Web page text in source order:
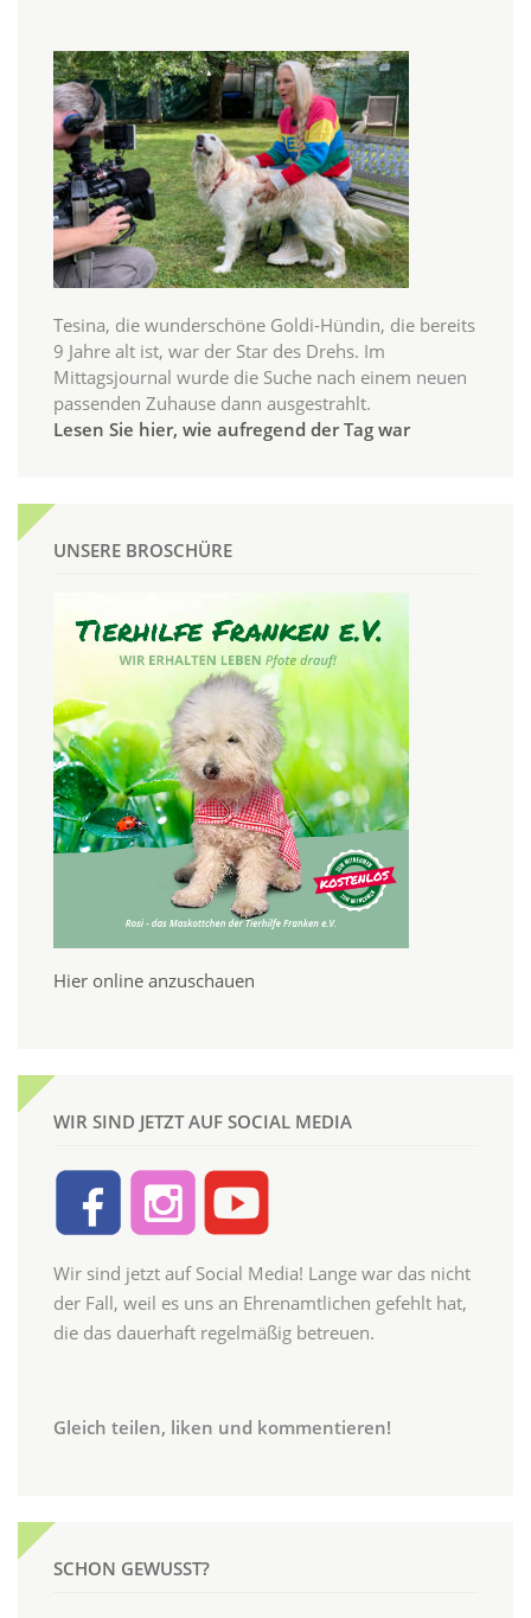
Tesina, die wunderschöne Goldi-Hündin, die bereits
9 Jahre alt ist, war der Star des Drehs. Im
Mittagsjournal wurde die Suche nach einem neuen
passenden Zuhause dann ausgestrahlt.
Lesen Sie hier, wie aufregend der Tag war
UNSERE BROSCHÜRE
Hier online anzuschauen
WIR SIND JETZT AUF SOCIAL MEDIA
Wir sind jetzt auf Social Media! Lange war das nicht
der Fall, weil es uns an Ehrenamtlichen gefehlt hat,
die das dauerhaft regelmäßig betreuen.
Gleich teilen, liken und kommentieren!
SCHON GEWUSST?